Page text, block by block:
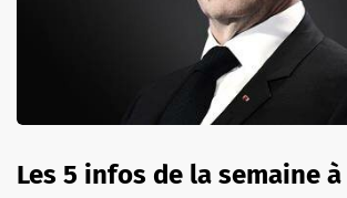
Les 5 infos de la semaine